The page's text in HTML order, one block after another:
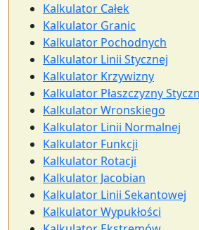
Kalkulator Całek
Kalkulator Granic
Kalkulator Pochodnych
Kalkulator Linii Stycznej
Kalkulator Krzywizny
Kalkulator Płaszczyzny
Kalkulator Wronskiego
Kalkulator Linii Normalnej
Kalkulator Funkcji
Kalkulator Rotacji
Kalkulator Jacobian
Kalkulator Linii Sekantowej
Kalkulator Wypukłości